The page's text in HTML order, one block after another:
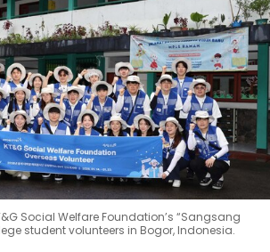
Social Welfare Foundation’s “Sangsang
student volunteers in Bogor, Indonesia.